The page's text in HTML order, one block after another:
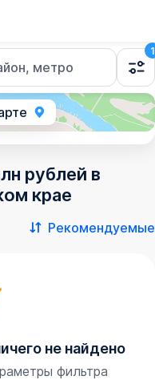
метро
1
рублей в
крае
Рекомендуемые
не найдено
фильтра